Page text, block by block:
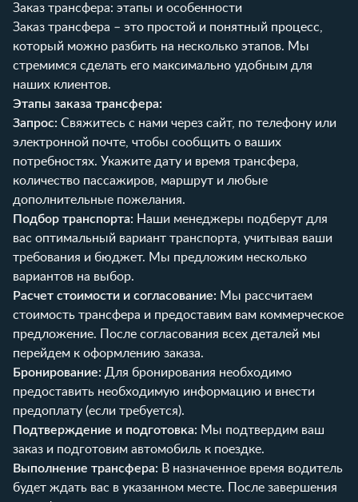
Заказ трансфера: этапы и особенности
Заказ трансфера – это простой и понятный процесс,
который можно разбить на несколько этапов. Мы
стремимся сделать его максимально удобным для
наших клиентов.
Этапы заказа трансфера:
Запрос: Свяжитесь с нами через сайт, по телефону или
электронной почте, чтобы сообщить о ваших
потребностях. Укажите дату и время трансфера,
количество пассажиров, маршрут и любые
дополнительные пожелания.
Подбор транспорта: Наши менеджеры подберут для
вас оптимальный вариант транспорта, учитывая ваши
требования и бюджет. Мы предложим несколько
вариантов на выбор.
Расчет стоимости и согласование: Мы рассчитаем
стоимость трансфера и предоставим вам коммерческое
предложение. После согласования всех деталей мы
перейдем к оформлению заказа.
Бронирование: Для бронирования необходимо
предоставить необходимую информацию и внести
предоплату (если требуется).
Подтверждение и подготовка: Мы подтвердим ваш
заказ и подготовим автомобиль к поездке.
Выполнение трансфера: В назначенное время водитель
будет ждать вас в указанном месте. После завершения